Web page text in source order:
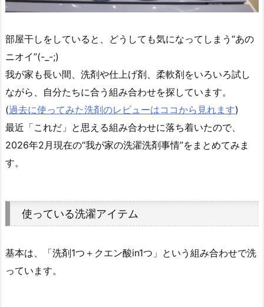
部屋干しをしていると、どうしても気になってしまう“あの
ニオイ”(-_-;)
我が家も長い間、洗剤や仕上げ剤、柔軟剤をいろいろ試し
ながら、自分たちに合う組み合わせを探しています。
(過去に使ってみた洗剤のレビューはココから見れます)
最近「これだ」と思える組み合わせに落ち着いたので、
2026年2月現在の“我が家の洗濯洗剤事情”をまとめてみま
す。
使っている洗濯アイテム
基本は、「洗剤1つ＋クエン酸in1つ」という組み合わせで洗
っています。